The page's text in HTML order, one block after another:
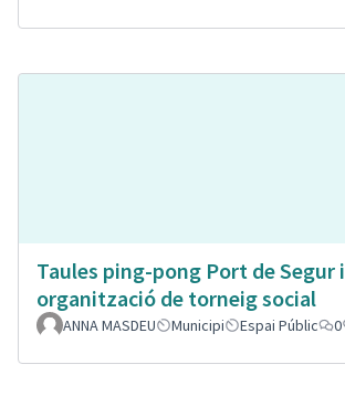
Taules ping-pong Port de Segur i
organització de torneig social
ANNA MASDEU Municipi Espai Públic 0